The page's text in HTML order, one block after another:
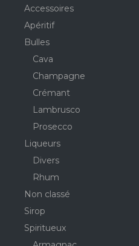
Accessoires
Apéritif
Bulles
Cava
Champagne
Crémant
Lambrusco
Prosecco
Liqueurs
Divers
Rhum
Non classé
Sirop
Spiritueux